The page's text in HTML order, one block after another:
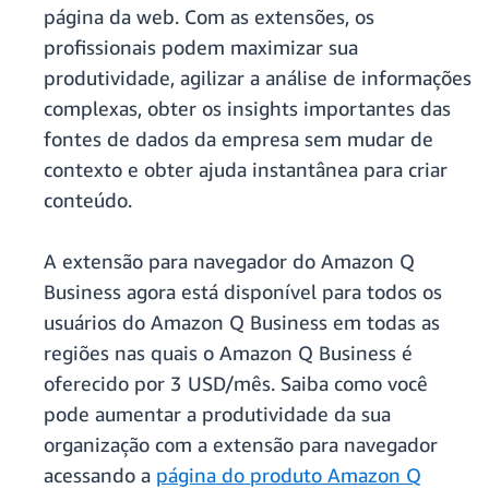
página da web. Com as extensões, os
profissionais podem maximizar sua
produtividade, agilizar a análise de informações
complexas, obter os insights importantes das
fontes de dados da empresa sem mudar de
contexto e obter ajuda instantânea para criar
conteúdo.
A extensão para navegador do Amazon Q
Business agora está disponível para todos os
usuários do Amazon Q Business em todas as
regiões nas quais o Amazon Q Business é
oferecido por 3 USD/mês. Saiba como você
pode aumentar a produtividade da sua
organização com a extensão para navegador
acessando a página do produto Amazon Q